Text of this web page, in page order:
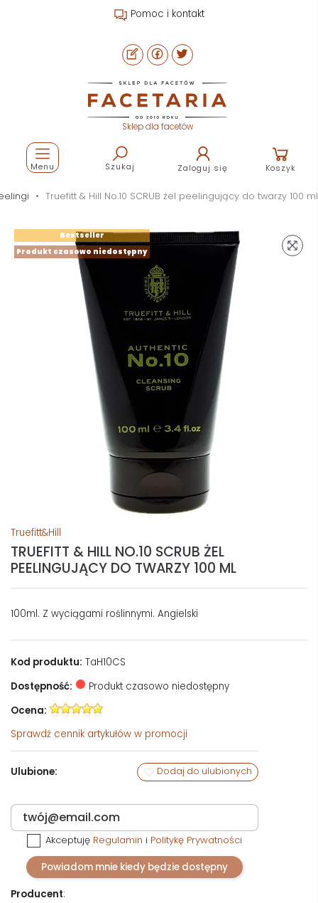
Pomoc i kontakt
Sklep dla facetów
Szukaj Zaloguj się Koszyk
Menu
Truefitt & Hill No.10 SCRUB żel peelingujący do twarzy 100 ml
Produkt czasowo niedostępny
Bestseller
Truefitt&Hill
TRUEFITT & HILL NO.10 SCRUB ŻEL
PEELINGUJĄCY DO TWARZY 100 ML
100ml. Z wyciągami roślinnymi. Angielski
Kod produktu: TaH10CS
Dostępność:
Produkt czasowo niedostępny
Ocena:
Sprawdź cennik artykułów w promocji
Ulubione: Dodaj do ulubionych
Akceptuję Regulamin i Politykę Prywatności
Powiadom mnie kiedy będzie dostępny
Producent: